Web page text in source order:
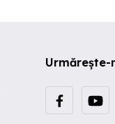
Urmărește-